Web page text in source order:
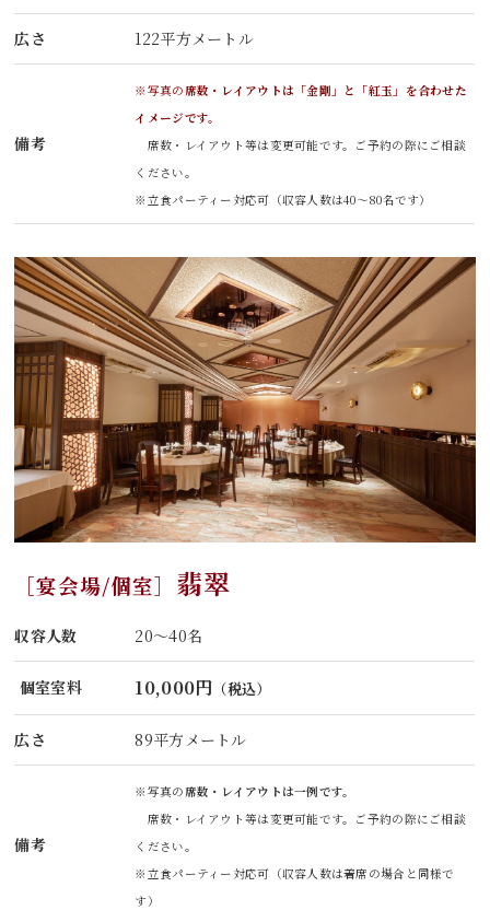
広さ 122平方メートル
備考
※写真の 席数・レイアウトは「金剛」と「紅玉」を合わせた
イメージです。
席数・レイアウト等は変更可能です。ご予約の際にご相談
ください。
※立食パーティー対応可（収容人数は40～80名です）
［宴会場/個室］ 翡翠
収容人数 20～40名
個室室料 10,000円 （税込）
広さ 89平方メートル
備考
※写真の 席数・レイアウトは一例です。
席数・レイアウト等は変更可能です。ご予約の際にご相談
ください。
※立食パーティー対応可（収容人数は着席の場合と同様で
す）